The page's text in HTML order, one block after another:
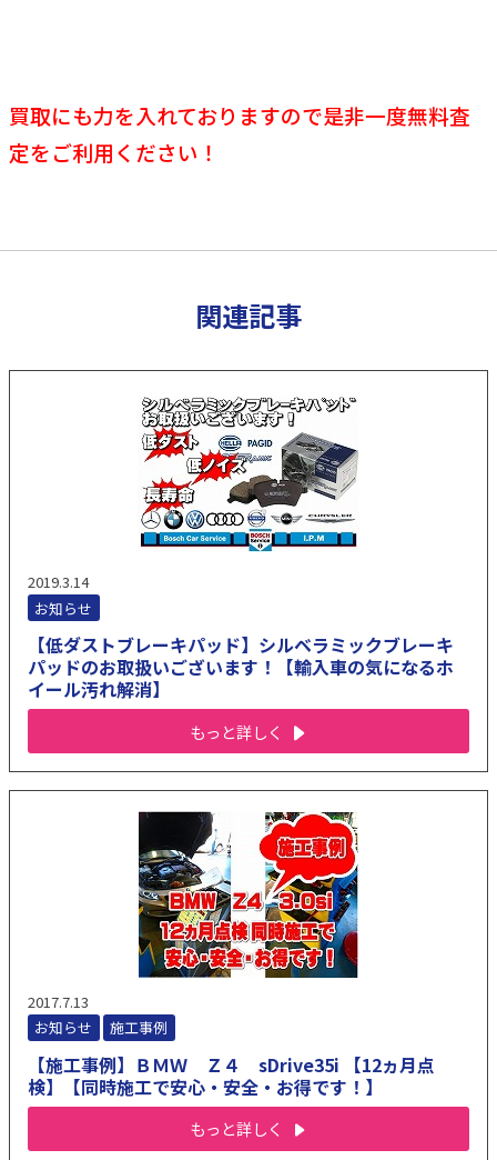
買取にも力を入れておりますので是非一度無料査
定をご利用ください！
関連記事
2019.3.14
お知らせ
【低ダストブレーキパッド】シルベラミックブレーキ
パッドのお取扱いございます！【輸入車の気になるホ
イール汚れ解消】
もっと詳しく
2017.7.13
お知らせ
施工事例
【施工事例】ＢＭＷ Ｚ４ sDrive35i 【12ヵ月点
検】【同時施工で安心・安全・お得です！】
もっと詳しく